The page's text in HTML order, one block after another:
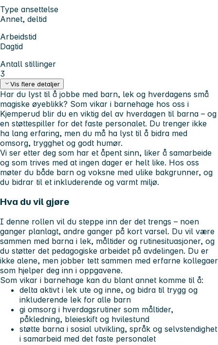
Type ansettelse
Annet, deltid
Arbeidstid
Dagtid
Antall stillinger
3
Vis flere detaljer
Har du lyst til å jobbe med barn, lek og hverdagens små
magiske øyeblikk? Som vikar i barnehage hos oss i
Kjemperud blir du en viktig del av hverdagen til barna – og
en støttespiller for det faste personalet. Du trenger ikke
ha lang erfaring, men du må ha lyst til å bidra med
omsorg, trygghet og godt humør.
Vi ser etter deg som har et åpent sinn, liker å samarbeide
og som trives med at ingen dager er helt like. Hos oss
møter du både barn og voksne med ulike bakgrunner, og
du bidrar til et inkluderende og varmt miljø.
Hva du vil gjøre
I denne rollen vil du steppe inn der det trengs – noen
ganger planlagt, andre ganger på kort varsel. Du vil være
sammen med barna i lek, måltider og rutinesituasjoner, og
du støtter det pedagogiske arbeidet på avdelingen. Du er
ikke alene, men jobber tett sammen med erfarne kollegaer
som hjelper deg inn i oppgavene.
Som vikar i barnehage kan du blant annet komme til å:
delta aktivt i lek ute og inne, og bidra til trygg og
inkluderende lek for alle barn
gi omsorg i hverdagsrutiner som måltider,
påkledning, bleieskift og hvilestund
støtte barna i sosial utvikling, språk og selvstendighet
i samarbeid med det faste personalet